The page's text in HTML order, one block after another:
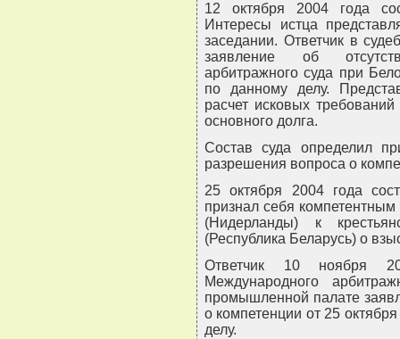
12 октября 2004 года
Интересы истца
заседании. Ответчик в
заявление об
арбитражного суда при
по данному делу.
расчет исковых
основного долга.
Состав суда определил
разрешения вопроса о
25 октября 2004 года
признал себя
(Нидерланды) к
(Республика Беларусь) о
Ответчик 10 ноября
Международного
промышленной палате
о компетенции от 25
делу.